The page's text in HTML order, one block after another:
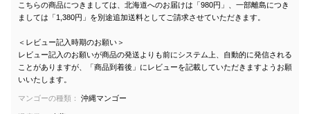
こちらの商品につきましては、北海道へのお届けは「980円」、一部離島につき
ましては「1,380円」を別途追加送料としてご請求させていただきます。
＜レビュー記入時期のお願い＞
レビュー記入のお願いが商品の発送よりも前にシステム上、自動的に発信される
ことがありますが、「商品到着後」にレビューを記載していただきますようお願
いいたします。
マンゴーの種類： 沖縄マンゴー